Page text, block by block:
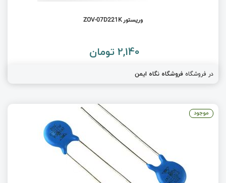
وریستور ZOV-07D221K
2,140 تومان
در فروشگاه فروشگاه نگاه ایمن
موجود